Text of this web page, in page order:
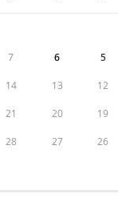
5
6
7
12
13
14
19
20
21
26
27
28